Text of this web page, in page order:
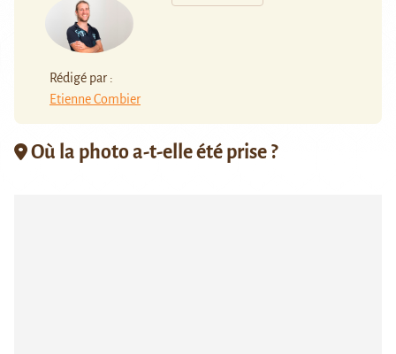
Rédigé par :
Etienne Combier
Où la photo a-t-elle été prise ?